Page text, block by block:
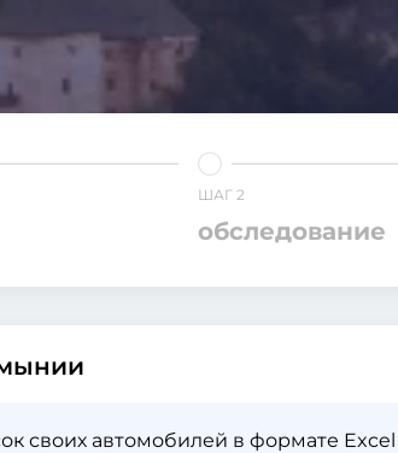
ШАГ 2
обследование
своих автомобилей в формате